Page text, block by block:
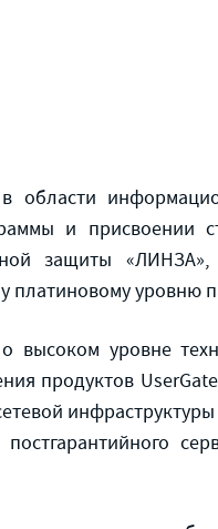
области
и присвоении
защиты
уровню
о высоком уровне
продуктов